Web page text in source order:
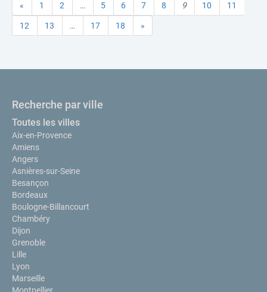
« 1 2 … 5 6 7 8 9 10 11
12 13 … 17 18 »
Recherche par ville
Toutes les villes
Aix-en-Provence
Amiens
Angers
Asnières-sur-Seine
Besançon
Bordeaux
Boulogne-Billancourt
Chambéry
Dijon
Grenoble
Lille
Lyon
Marseille